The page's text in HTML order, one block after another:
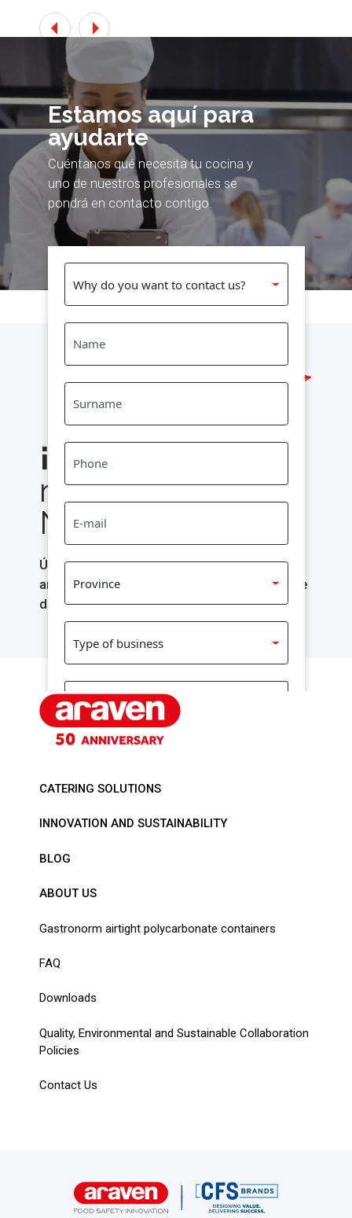
Estamos aquí para
ayudarte
Cuéntanos qué necesita tu cocina y
uno de nuestros profesionales se
pondrá en contacto contigo.
I authorize sending promotions
¡Suscríbete
nuestra
Newsletter!
Únete a la conversación de ARAVEN y recibe
antes que nadie la información más relevante
de tu sector.
CATERING SOLUTIONS
INNOVATION AND SUSTAINABILITY
BLOG
ABOUT US
Gastronorm airtight polycarbonate containers
FAQ
Downloads
Quality, Environmental and Sustainable Collaboration
Policies
Contact Us